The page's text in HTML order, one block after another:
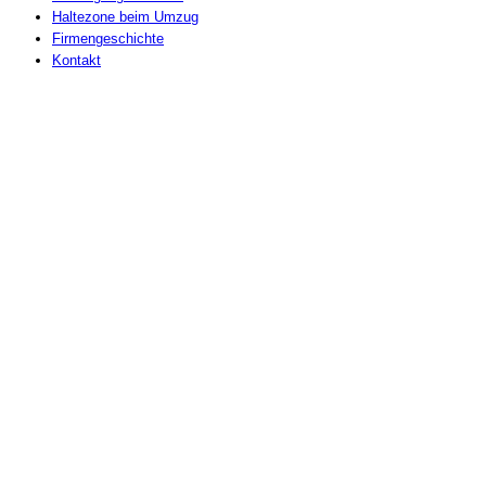
Haltezone beim Umzug
Firmengeschichte
Kontakt